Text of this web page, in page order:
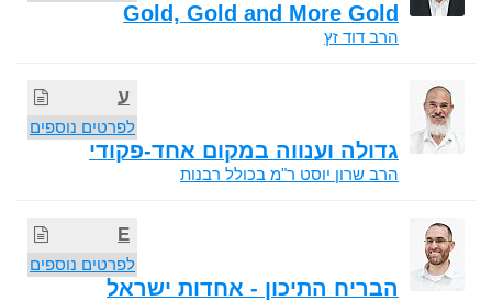
Gold, Gold and More Gold
הרב דוד זץ
ע
לפרטים נוספים
גדולה וענווה במקום אחד-פקודי
הרב שרון יוסט ר"מ בכולל רבנות
E
לפרטים נוספים
הבריח התיכון - אחדות ישראל